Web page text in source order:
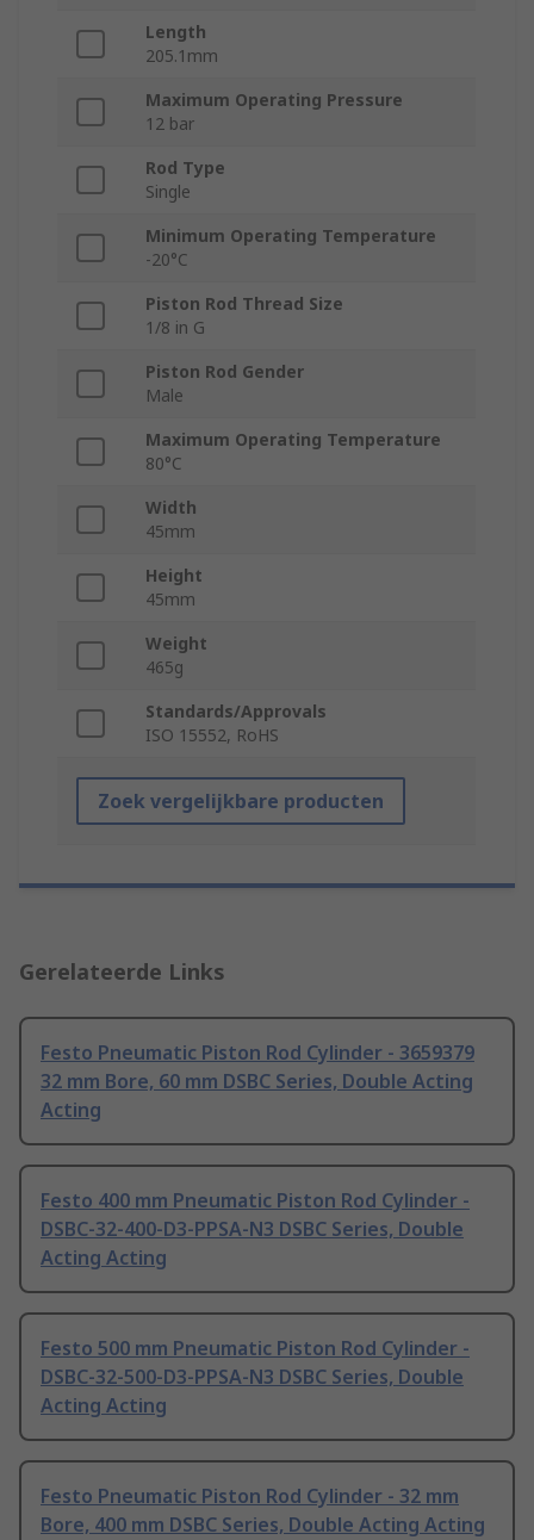
Length
205.1mm
Maximum Operating Pressure
12 bar
Rod Type
Single
Minimum Operating Temperature
-20°C
Piston Rod Thread Size
1/8 in G
Piston Rod Gender
Male
Maximum Operating Temperature
80°C
Width
45mm
Height
45mm
Weight
465g
Standards/Approvals
ISO 15552, RoHS
Zoek vergelijkbare producten
Gerelateerde Links
Festo Pneumatic Piston Rod Cylinder - 3659379
32 mm Bore, 60 mm DSBC Series, Double Acting
Acting
Festo 400 mm Pneumatic Piston Rod Cylinder -
DSBC-32-400-D3-PPSA-N3 DSBC Series, Double
Acting Acting
Festo 500 mm Pneumatic Piston Rod Cylinder -
DSBC-32-500-D3-PPSA-N3 DSBC Series, Double
Acting Acting
Festo Pneumatic Piston Rod Cylinder - 32 mm
Bore, 400 mm DSBC Series, Double Acting Acting